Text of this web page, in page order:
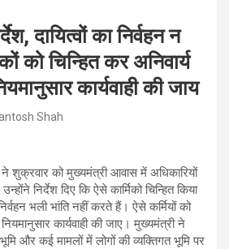
दायित्वों का निर्वहन न
को चिन्हित कर अनिवार्य
कार्यवाही की जाय
Shah
ने शुक्रवार को मुख्यमंत्री आवास में अधिकारियों
निर्देश दिए कि ऐसे कार्मिको चिन्हित किया
भली भांति नहीं करते हैं। ऐसे कर्मियों को
कार्यवाही की जाए। मुख्यमंत्री ने
और कई मामलों में लोगों की व्यक्तिगत भूमि पर